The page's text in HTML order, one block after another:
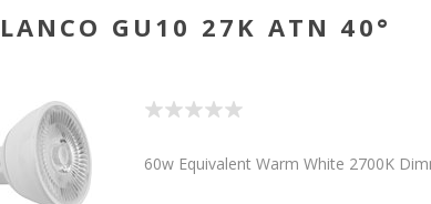
GU10 27K ATN 40°
60w Equivalent Warm White 2700K